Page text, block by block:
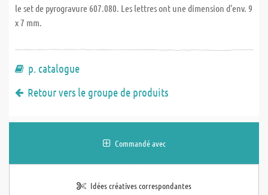
le set de pyrogravure 607.080. Les lettres ont une dimension d'env. 9
x 7 mm.
p. catalogue
Retour vers le groupe de produits
Commandé avec
Idées créatives correspondantes